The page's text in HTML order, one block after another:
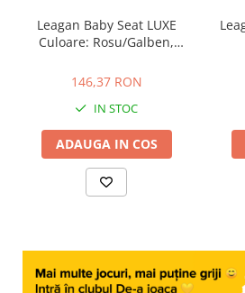
Leagan Baby Seat LUXE
Culoare: Rosu/Galben,
luni
146,37 RON
IN STOC
ADAUGA IN COS